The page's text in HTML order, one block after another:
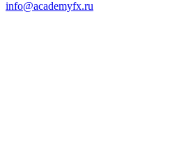
info@academyfx.ru